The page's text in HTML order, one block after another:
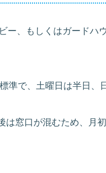
ー、もしくはガードハ
準で、土曜日は半日、
窓口が混むため、月